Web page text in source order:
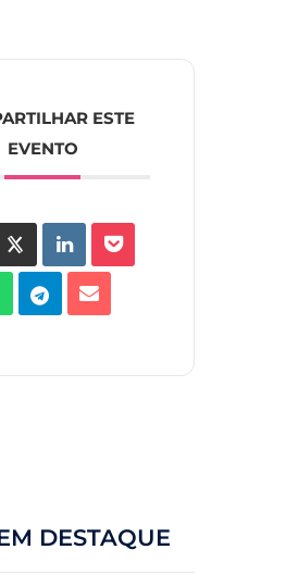
ESTE
EVENTO
DESTAQUE